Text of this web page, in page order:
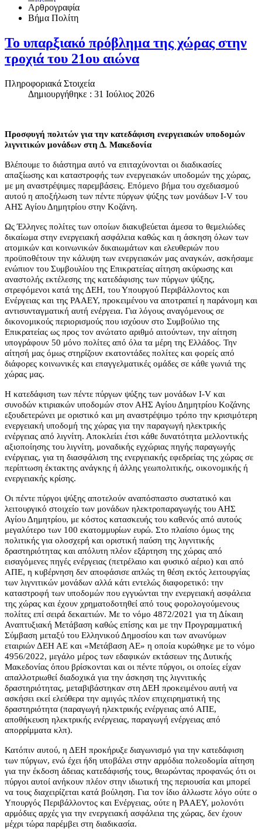
Αρθρογραφία
Βήμα Πολίτη
Το υπαρξιακό πρόβλημα της χώρας στην
τροχιά του 21ου αιώνα
Πληροφοριακά Στοιχεία
Δημιουργήθηκε : 31 Ιούλιος 2026
Προσφυγή πολιτών για την κατεδάφιση ενεργειακών υποδομών
λιγνιτικών μονάδων στη Δ. Μακεδονία
Βλέπουμε το διάστημα αυτό να επιταχύνονται οι διαδικασίες
απαξίωσης και καταστροφής των ενεργειακών υποδομών της χώρας,
με μη αναστρέψιμες παρεμβάσεις. Επόμενο βήμα του σχεδιασμού
αυτού η αποξήλωση των πέντε πύργων ψύξης των μονάδων I-V του
ΑΗΣ Αγίου Δημητρίου στην Κοζάνη.
Ως Έλληνες πολίτες των οποίων διακυβεύεται άμεσα το θεμελιώδες
δικαίωμα στην ενεργειακή ασφάλεια καθώς και η άσκηση όλων των
ατομικών και κοινωνικών δικαιωμάτων και ελευθεριών που
προϋποθέτουν την κάλυψη των ενεργειακών μας αναγκών, ασκήσαμε
ενώπιον του Συμβουλίου της Επικρατείας αίτηση ακύρωσης και
αναστολής εκτέλεσης της κατεδάφισης των πύργων ψύξης,
στρεφόμενοι κατά της ΔΕΗ, του Υπουργού Περιβάλλοντος και
Ενέργειας και της ΡΑΑΕΥ, προκειμένου να αποτραπεί η παράνομη και
αντισυνταγματική αυτή ενέργεια. Για λόγους αναγόμενους σε
δικονομικούς περιορισμούς που ισχύουν στο Συμβούλιο της
Επικρατείας ως προς τον ανώτατο αριθμό αιτούντων, την αίτηση
υπογράφουν 50 μόνο πολίτες από όλα τα μέρη της Ελλάδος. Την
αίτησή μας όμως στηρίζουν εκατοντάδες πολίτες και φορείς από
διάφορες κοινωνικές και επαγγελματικές ομάδες σε κάθε γωνιά της
χώρας μας.
Η κατεδάφιση των πέντε πύργων ψύξης των μονάδων I-V και
συνοδών κτιριακών υποδομών στον ΑΗΣ Αγίου Δημητρίου Κοζάνης
εξουδετερώνει με οριστικό και μη αναστρέψιμο τρόπο την κρισιμότερη
ενεργειακή υποδομή της χώρας για την παραγωγή ηλεκτρικής
ενέργειας από λιγνίτη. Αποκλείει έτσι κάθε δυνατότητα μελλοντικής
αξιοποίησης του λιγνίτη, μοναδικής εγχώριας πηγής παραγωγής
ενέργειας, για τη διασφάλιση της ενεργειακής εφεδρείας της χώρας σε
περίπτωση έκτακτης ανάγκης ή άλλης γεωπολιτικής, οικονομικής ή
ενεργειακής κρίσης.
Οι πέντε πύργοι ψύξης αποτελούν αναπόσπαστο συστατικό και
λειτουργικό στοιχείο των μονάδων ηλεκτροπαραγωγής του ΑΗΣ
Αγίου Δημητρίου, με κόστος κατασκευής του καθενός από αυτούς
μεγαλύτερο των 100 εκατομμυρίων ευρώ. Στο πλαίσιο όμως της
πολιτικής για ολοσχερή και οριστική παύση της λιγνιτικής
δραστηριότητας και απόλυτη πλέον εξάρτηση της χώρας από
εισαγόμενες πηγές ενέργειας (πετρέλαιο και φυσικό αέριο) και από
ΑΠΕ, η κυβέρνηση δεν αποφάσισε απλώς τη θέση εκτός λειτουργίας
των λιγνιτικών μονάδων αλλά κάτι εντελώς διαφορετικό: την
καταστροφή των υποδομών που εγγυώνται την ενεργειακή ασφάλεια
της χώρας και έχουν χρηματοδοτηθεί από τους φορολογούμενους
πολίτες επί σειρά δεκαετιών. Με το νόμο 4872/2021 για τη Δίκαιη
Αναπτυξιακή Μετάβαση καθώς επίσης και με την Προγραμματική
Σύμβαση μεταξύ του Ελληνικού Δημοσίου και των ανωνύμων
εταιριών ΔΕΗ ΑΕ και «Μετάβαση ΑΕ» η οποία κυρώθηκε με το νόμο
4956/2022, μεγάλο μέρος των εδαφικών εκτάσεων της Δυτικής
Μακεδονίας όπου βρίσκονται και οι πέντε πύργοι, οι οποίες είχαν
απαλλοτριωθεί διαδοχικά για την άσκηση της λιγνιτικής
δραστηριότητας, μεταβιβάστηκαν στη ΔΕΗ προκειμένου αυτή να
ασκήσει εκεί ελεύθερα την αμιγώς πλέον επιχειρηματική της
δραστηριότητα (παραγωγή ηλεκτρικής ενέργειας από ΑΠΕ,
αποθήκευση ηλεκτρικής ενέργειας, παραγωγή ενέργειας από
απορρίμματα κλπ).
Κατόπιν αυτού, η ΔΕΗ προκήρυξε διαγωνισμό για την κατεδάφιση
των πύργων, ενώ έχει ήδη υποβάλει στην αρμόδια πολεοδομία αίτηση
για την έκδοση άδειας κατεδάφισής τους, θεωρώντας προφανώς ότι οι
πύργοι αυτοί ανήκουν πλέον στην ιδιωτική της περιουσία και μπορεί
να τους διαχειρίζεται κατά βούληση. Για τον ίδιο άλλωστε λόγο ούτε ο
Υπουργός Περιβάλλοντος και Ενέργειας, ούτε η ΡΑΑΕΥ, μολονότι
αρμόδιες αρχές για την ενεργειακή ασφάλεια της χώρας, δεν έχουν
μέχρι τώρα παρέμβει στη διαδικασία.